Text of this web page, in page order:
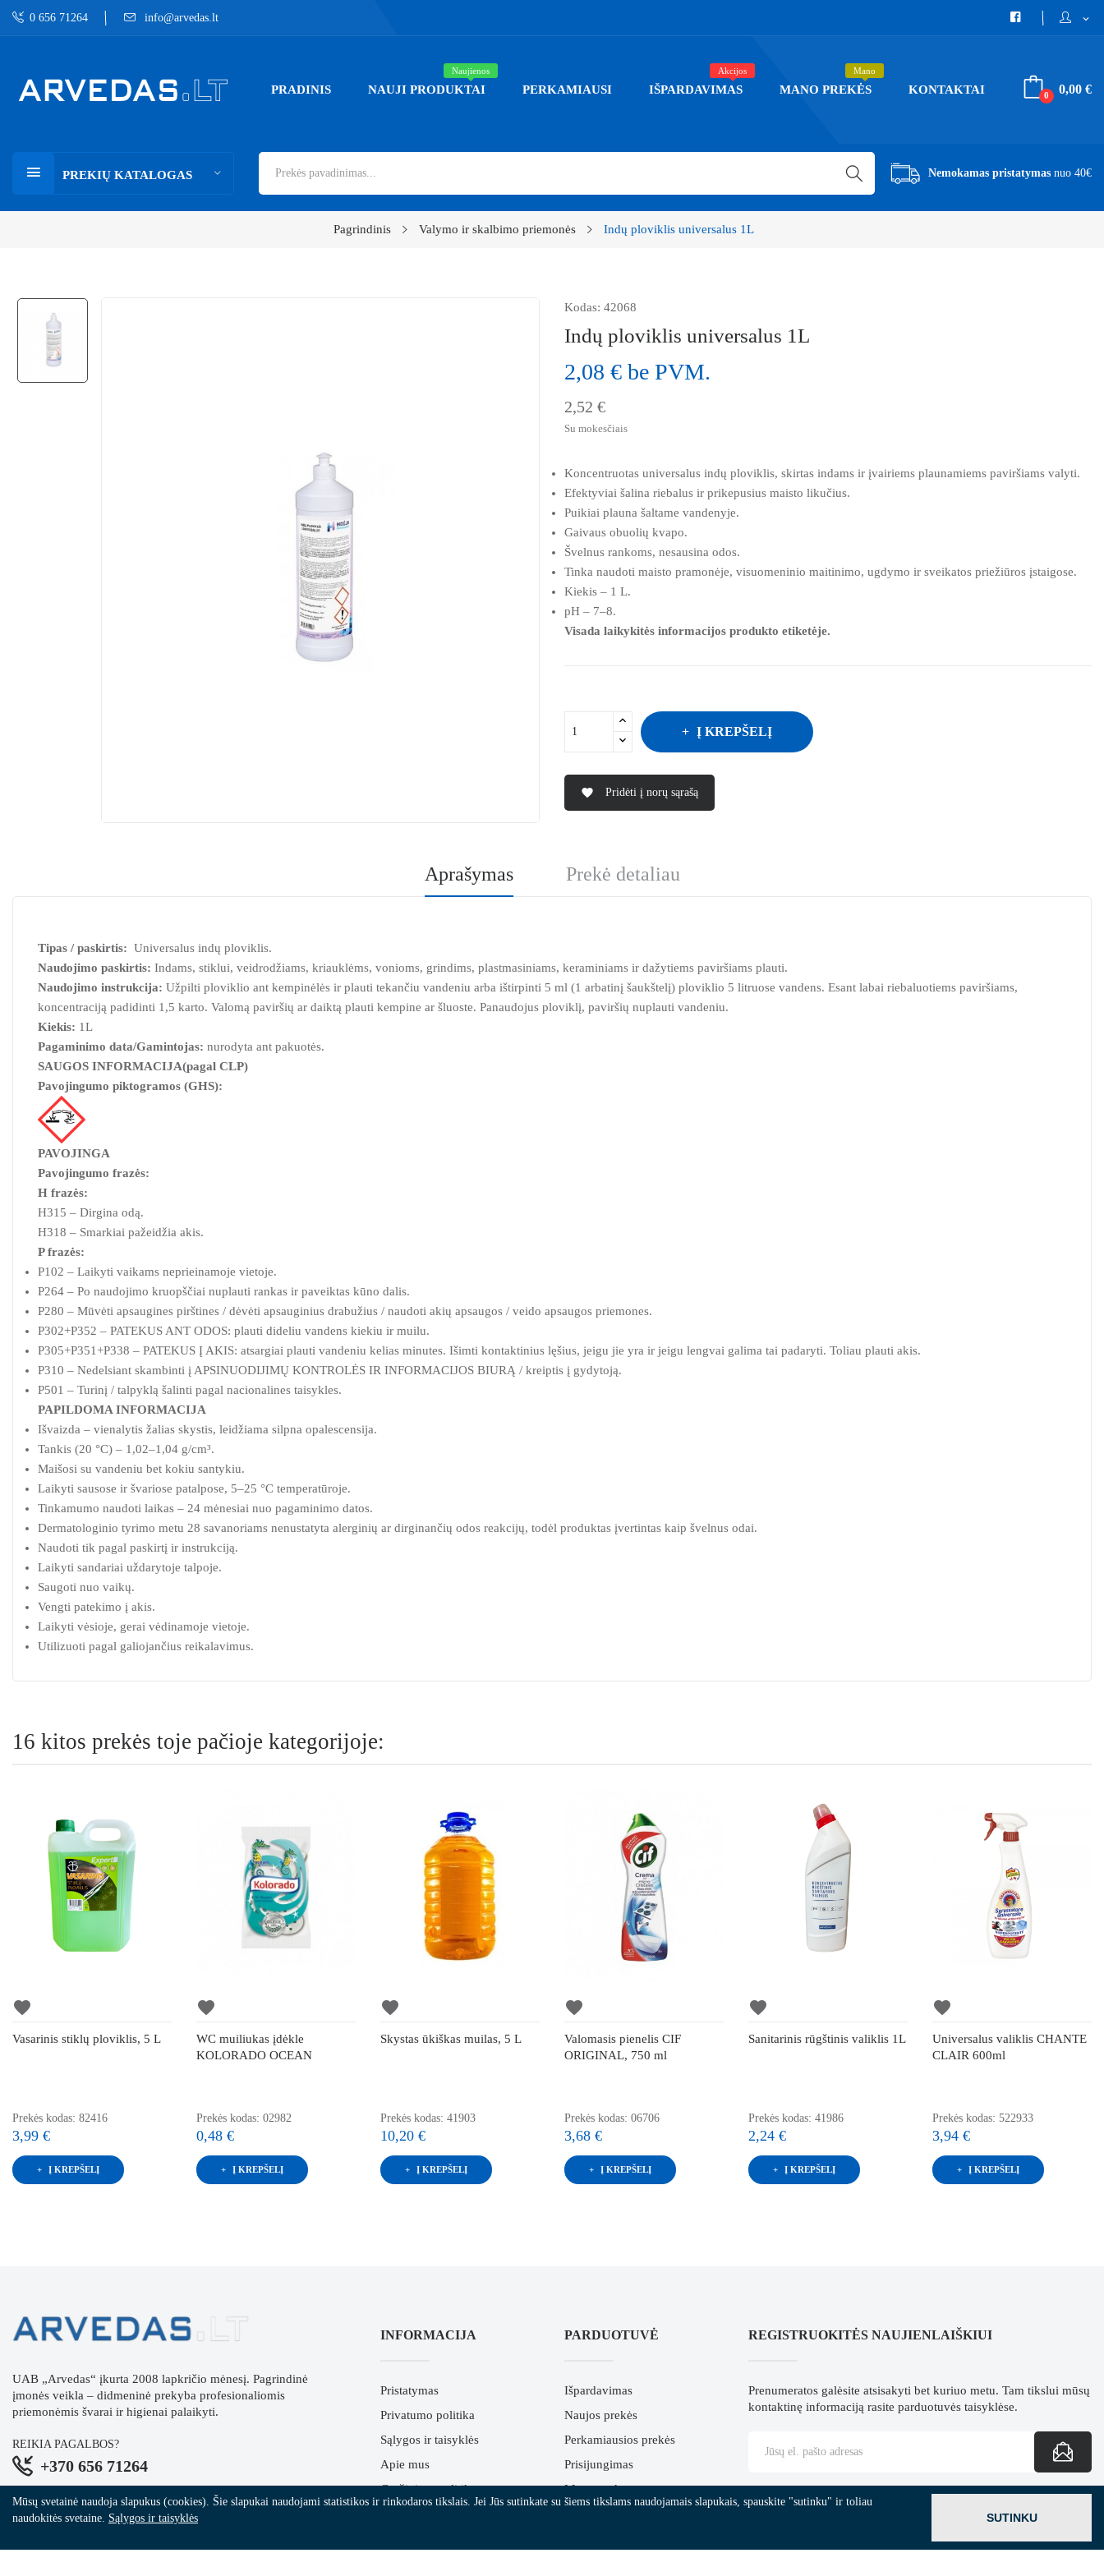
expand_more
0 656 71264 info@arvedas.lt
PRADINIS NAUJI PRODUKTAI
Naujienos
PERKAMIAUSI IŠPARDAVIMAS
Akcijos
MANO PREKĖS
Mano
KONTAKTAI 0,00 €
0
PREKIŲ KATALOGAS Nemokamas pristatymas nuo 40€
Pagrindinis Valymo ir skalbimo priemonės Indų ploviklis universalus 1L
Kodas: 42068
Indų ploviklis universalus 1L
2,08 € be PVM.
2,52 €
Su mokesčiais
Koncentruotas universalus indų ploviklis, skirtas indams ir įvairiems plaunamiems paviršiams valyti.
Efektyviai šalina riebalus ir prikepusius maisto likučius.
Puikiai plauna šaltame vandenyje.
Gaivaus obuolių kvapo.
Švelnus rankoms, nesausina odos.
Tinka naudoti maisto pramonėje, visuomeninio maitinimo, ugdymo ir sveikatos priežiūros įstaigose.
Kiekis – 1 L.
pH – 7–8.
Visada laikykitės informacijos produkto etiketėje.
Į KREPŠELĮ
favorite Pridėti į norų sąrašą
Aprašymas Prekė detaliau
Tipas / paskirtis: Universalus indų ploviklis.
Naudojimo paskirtis: Indams, stiklui, veidrodžiams, kriauklėms, vonioms, grindims, plastmasiniams, keraminiams ir dažytiems paviršiams plauti.
Naudojimo instrukcija: Užpilti ploviklio ant kempinėlės ir plauti tekančiu vandeniu arba ištirpinti 5 ml (1 arbatinį šaukštelį) ploviklio 5 litruose vandens. Esant labai riebaluotiems paviršiams,
koncentraciją padidinti 1,5 karto. Valomą paviršių ar daiktą plauti kempine ar šluoste. Panaudojus ploviklį, paviršių nuplauti vandeniu.
Kiekis: 1L
Pagaminimo data/Gamintojas: nurodyta ant pakuotės.
SAUGOS INFORMACIJA(pagal CLP)
Pavojingumo piktogramos (GHS):
PAVOJINGA
Pavojingumo frazės:
H frazės:
H315 – Dirgina odą.
H318 – Smarkiai pažeidžia akis.
P frazės:
P102 – Laikyti vaikams neprieinamoje vietoje.
P264 – Po naudojimo kruopščiai nuplauti rankas ir paveiktas kūno dalis.
P280 – Mūvėti apsaugines pirštines / dėvėti apsauginius drabužius / naudoti akių apsaugos / veido apsaugos priemones.
P302+P352 – PATEKUS ANT ODOS: plauti dideliu vandens kiekiu ir muilu.
P305+P351+P338 – PATEKUS Į AKIS: atsargiai plauti vandeniu kelias minutes. Išimti kontaktinius lęšius, jeigu jie yra ir jeigu lengvai galima tai padaryti. Toliau plauti akis.
P310 – Nedelsiant skambinti į APSINUODIJIMŲ KONTROLĖS IR INFORMACIJOS BIURĄ / kreiptis į gydytoją.
P501 – Turinį / talpyklą šalinti pagal nacionalines taisykles.
PAPILDOMA INFORMACIJA
Išvaizda – vienalytis žalias skystis, leidžiama silpna opalescensija.
Tankis (20 °C) – 1,02–1,04 g/cm³.
Maišosi su vandeniu bet kokiu santykiu.
Laikyti sausose ir švariose patalpose, 5–25 °C temperatūroje.
Tinkamumo naudoti laikas – 24 mėnesiai nuo pagaminimo datos.
Dermatologinio tyrimo metu 28 savanoriams nenustatyta alerginių ar dirginančių odos reakcijų, todėl produktas įvertintas kaip švelnus odai.
Naudoti tik pagal paskirtį ir instrukciją.
Laikyti sandariai uždarytoje talpoje.
Saugoti nuo vaikų.
Vengti patekimo į akis.
Laikyti vėsioje, gerai vėdinamoje vietoje.
Utilizuoti pagal galiojančius reikalavimus.
16 kitos prekės toje pačioje kategorijoje:
favorite
Vasarinis stiklų ploviklis, 5 L
Prekės kodas: 82416
3,99 €
Į KREPŠELĮ
favorite
WC muiliukas įdėkle
KOLORADO OCEAN
Prekės kodas: 02982
0,48 €
Į KREPŠELĮ
favorite
Skystas ūkiškas muilas, 5 L
Prekės kodas: 41903
10,20 €
Į KREPŠELĮ
favorite
Valomasis pienelis CIF
ORIGINAL, 750 ml
Prekės kodas: 06706
3,68 €
Į KREPŠELĮ
favorite
Sanitarinis rūgštinis valiklis 1L
Prekės kodas: 41986
2,24 €
Į KREPŠELĮ
favorite
Universalus valiklis CHANTE
CLAIR 600ml
Prekės kodas: 522933
3,94 €
Į KREPŠELĮ
UAB „Arvedas“ įkurta 2008 lapkričio mėnesį. Pagrindinė
įmonės veikla – didmeninė prekyba profesionaliomis
priemonėmis švarai ir higienai palaikyti.
REIKIA PAGALBOS?
+370 656 71264
INFORMACIJA
Pristatymas
Privatumo politika
Sąlygos ir taisyklės
Apie mus
Grąžinimo politika
PARDUOTUVĖ
Išpardavimas
Naujos prekės
Perkamiausios prekės
Prisijungimas
Mano paskyra
REGISTRUOKITĖS NAUJIENLAIŠKIUI
Prenumeratos galėsite atsisakyti bet kuriuo metu. Tam tikslui mūsų
kontaktinę informaciją rasite parduotuvės taisyklėse.
Mūsų svetainė naudoja slapukus (cookies). Šie slapukai naudojami statistikos ir rinkodaros tikslais. Jei Jūs sutinkate su šiems tikslams naudojamais slapukais, spauskite "sutinku" ir toliau
naudokitės svetaine. Sąlygos ir taisyklės SUTINKU